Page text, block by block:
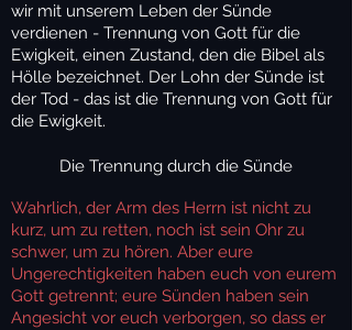
wir mit unserem Leben der Sünde
verdienen - Trennung von Gott für die
Ewigkeit, einen Zustand, den die Bibel als
Hölle bezeichnet. Der Lohn der Sünde ist
der Tod - das ist die Trennung von Gott für
die Ewigkeit.
Die Trennung durch die Sünde
Wahrlich, der Arm des Herrn ist nicht zu
kurz, um zu retten, noch ist sein Ohr zu
schwer, um zu hören. Aber eure
Ungerechtigkeiten haben euch von eurem
Gott getrennt; eure Sünden haben sein
Angesicht vor euch verborgen, so dass er